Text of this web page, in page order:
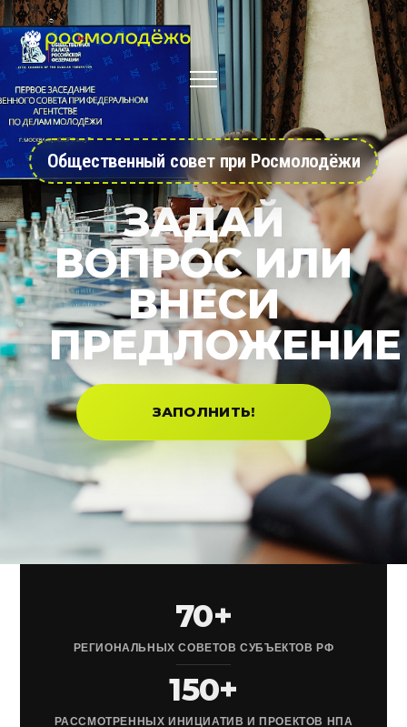
Общественный совет при Росмолодёжи
ЗАДАЙ
ВОПРОС ИЛИ
ВНЕСИ
ПРЕДЛОЖЕНИЕ
ЗАПОЛНИТЬ!
70+
РЕГИОНАЛЬНЫХ СОВЕТОВ СУБЪЕКТОВ РФ
150+
РАССМОТРЕННЫХ ИНИЦИАТИВ И ПРОЕКТОВ НПА